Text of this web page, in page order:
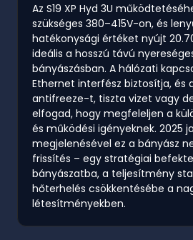
Az S19 XP Hyd 3U
szükséges 380–415V-on, és
hatékonysági értéket nyújt
ideális a hosszú távú
bányászásban. A hálózati
Ethernet interfész biztosítja, és
antifreeze-t, tiszta vizet vagy
elfogad, hogy megfeleljen a
és működési igényeknek. 2025
megjelenésével ez a bányász
frissítés – egy stratégiai
bányászatba, a teljesítmény
hőterhelés csökkentésébe a
létesítményekben.